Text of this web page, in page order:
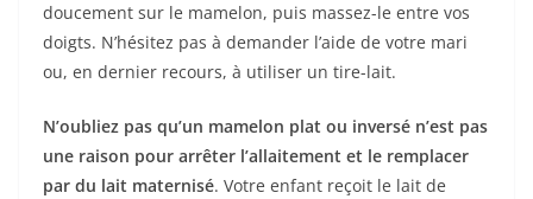
doucement sur le mamelon, puis massez-le entre vos
doigts. N’hésitez pas à demander l’aide de votre mari
ou, en dernier recours, à utiliser un tire-lait.
N’oubliez pas qu’un mamelon plat ou inversé n’est pas
une raison pour arrêter l’allaitement et le remplacer
par du lait maternisé. Votre enfant reçoit le lait de